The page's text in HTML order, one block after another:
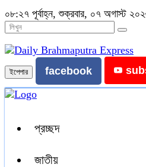
০৮:২৭ পূর্বাহ্ন, শুক্রবার, ০৭ অগাস্ট
ইপেপার facebook
প্রচ্ছদ
জাতীয়